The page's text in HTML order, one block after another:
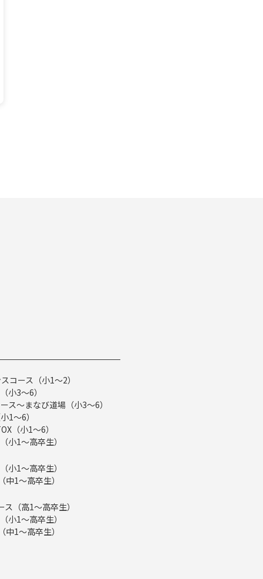
コース（小1～2）
小3～6）
ス～まなび道場（小3～6）
1～6）
（小1～6）
小1～高卒生）
小1～高卒生）
1～高卒生）
（高1～高卒生）
小1～高卒生）
1～高卒生）